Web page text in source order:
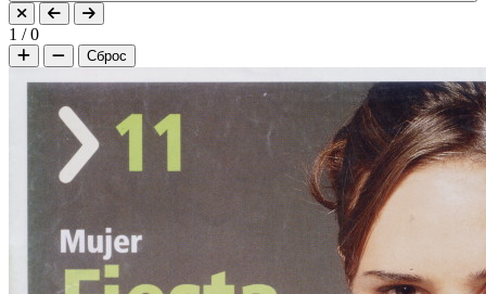
1 /0
Сброс